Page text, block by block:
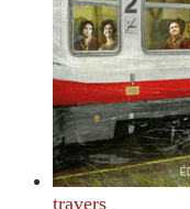
travers